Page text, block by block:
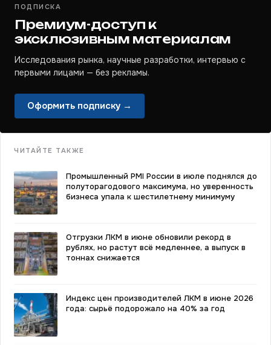
ПОДПИСКА
Премиум-доступ к
эксклюзивным материалам
Исследования рынка, научные разработки, интервью с
первыми лицами — без рекламы.
Оформить подписку →
ЧИТАЙТЕ ТАКЖЕ
Промышленный PMI России в июле поднялся до
полуторагодового максимума, но уверенность
бизнеса упала к шестилетнему минимуму
Отгрузки ЛКМ в июне обновили рекорд в
рублях, но растут всё медленнее, а выпуск в
тоннах снижается
Индекс цен производителей ЛКМ в июне 2026
года: сырьё подорожало на 40% за год